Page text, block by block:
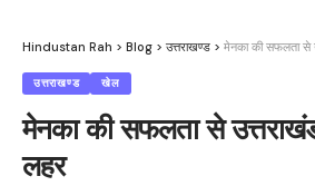
Hindustan Rah > Blog > उत्तराखण्ड > मेनका की सफलता से
उत्तराखण्ड खेल
मेनका की सफलता से
लहर